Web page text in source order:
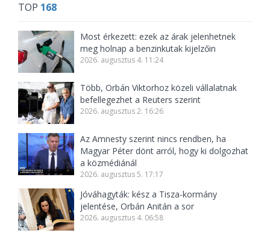
TOP 168
Most érkezett: ezek az árak jelenhetnek
meg holnap a benzinkutak kijelzőin
2026. augusztus 4. 11:24
Több, Orbán Viktorhoz közeli vállalatnak
befellegezhet a Reuters szerint
2026. augusztus 2. 16:26
Az Amnesty szerint nincs rendben, ha
Magyar Péter dönt arról, hogy ki dolgozhat
a közmédiánál
2026. augusztus 5. 17:17
Jóváhagyták: kész a Tisza-kormány
jelentése, Orbán Anitán a sor
2026. augusztus 4. 06:58